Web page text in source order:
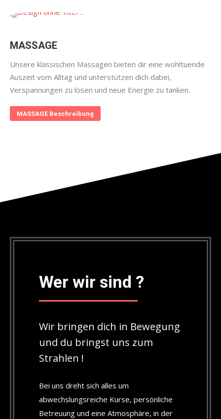
MASSAGE
Unsere klassischen Massagen bieten dir eine wohltuende
Auszeit vom Alltag und unterstützen dich dabei,
Verspannungen zu lösen und neue Energie zu tanken.
MASSAGE Beschreibung
Wer wir sind ?
Wir bringen dich in Bewegung
und du bringst uns zum
Strahlen !
Bei uns dreht sich alles um
abwechslungsreiche Kurse, persönliche
Betreuung und eine Atmosphäre, in der